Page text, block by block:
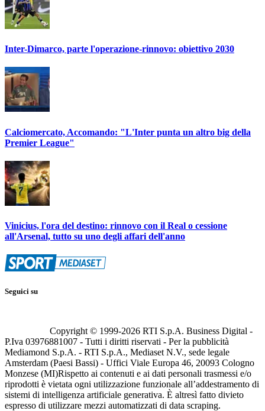
Inter-Dimarco, parte l'operazione-rinnovo: obiettivo 2030
Calciomercato, Accomando: "L'Inter punta un altro big della
Premier League"
Vinicius, l'ora del destino: rinnovo con il Real o cessione
all'Arsenal, tutto su uno degli affari dell'anno
Seguici su
Copyright © 1999-2026 RTI S.p.A. Business Digital -
P.Iva 03976881007 - Tutti i diritti riservati - Per la pubblicità
Mediamond S.p.A. - RTI S.p.A., Mediaset N.V., sede legale
Amsterdam (Paesi Bassi) - Uffici Viale Europa 46, 20093 Cologno
Monzese (MI)Rispetto ai contenuti e ai dati personali trasmessi e/o
riprodotti è vietata ogni utilizzazione funzionale all’addestramento di
sistemi di intelligenza artificiale generativa. È altresì fatto divieto
espresso di utilizzare mezzi automatizzati di data scraping.